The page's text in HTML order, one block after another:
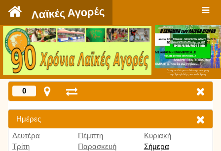
Λαϊκές Αγορές
Πατήστε εδώ για να δείτε την εκπομπή
την Τρίτη 9:00 μμ και κάθε Τρίτη
0
Ημέρες
Δευτέρα
Τρίτη
Πέμπτη
Παρασκευή
Κυριακή
Σήμερα